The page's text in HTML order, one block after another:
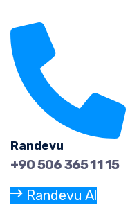
Randevu
+90 506 365 11 15
Randevu Al